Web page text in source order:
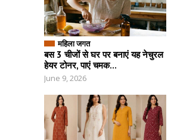
महिला जगत
बस 3 चीजों से घर पर बनाएं यह नेचुरल
हेयर टोनर, पाएं चमक...
June 9, 2026